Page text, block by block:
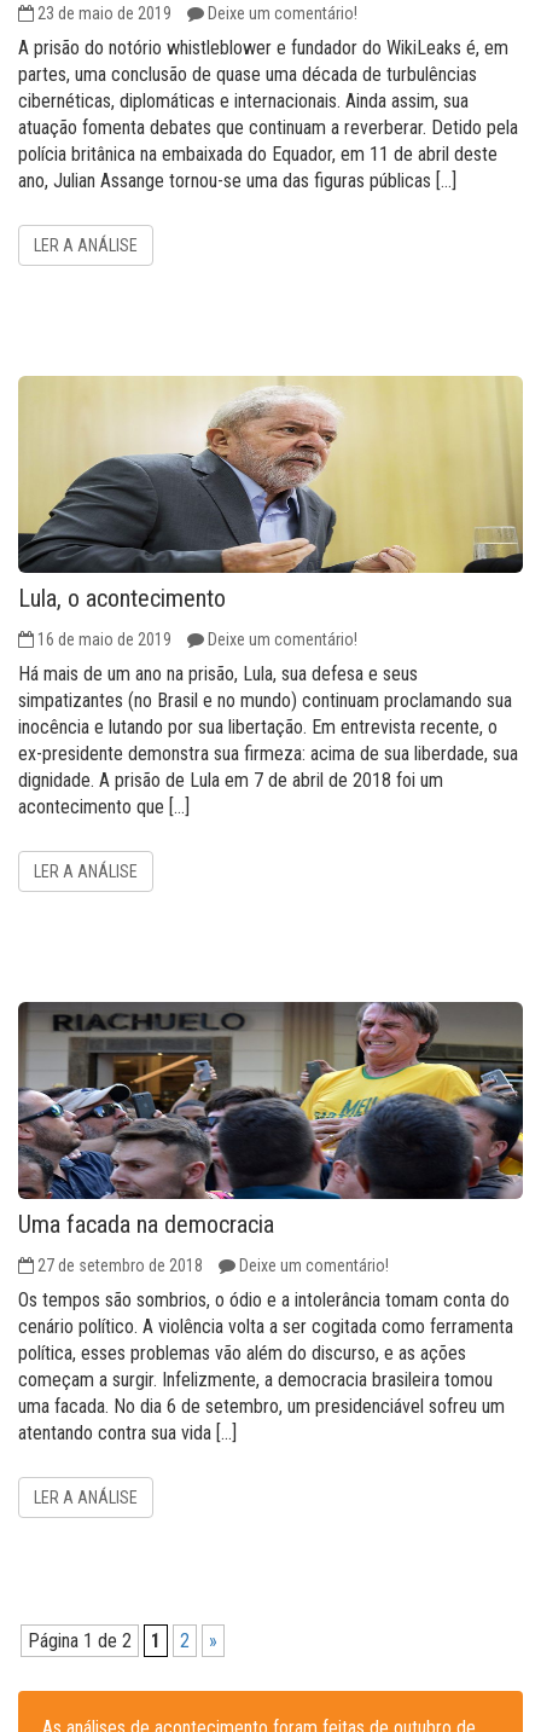
23 de maio de 2019 Deixe um comentário!
A prisão do notório whistleblower e fundador do WikiLeaks é, em
partes, uma conclusão de quase uma década de turbulências
cibernéticas, diplomáticas e internacionais. Ainda assim, sua
atuação fomenta debates que continuam a reverberar. Detido pela
polícia britânica na embaixada do Equador, em 11 de abril deste
ano, Julian Assange tornou-se uma das figuras públicas […]
LER A ANÁLISE
Lula, o acontecimento
16 de maio de 2019 Deixe um comentário!
Há mais de um ano na prisão, Lula, sua defesa e seus
simpatizantes (no Brasil e no mundo) continuam proclamando sua
inocência e lutando por sua libertação. Em entrevista recente, o
ex-presidente demonstra sua firmeza: acima de sua liberdade, sua
dignidade. A prisão de Lula em 7 de abril de 2018 foi um
acontecimento que […]
LER A ANÁLISE
Uma facada na democracia
27 de setembro de 2018 Deixe um comentário!
Os tempos são sombrios, o ódio e a intolerância tomam conta do
cenário político. A violência volta a ser cogitada como ferramenta
política, esses problemas vão além do discurso, e as ações
começam a surgir. Infelizmente, a democracia brasileira tomou
uma facada. No dia 6 de setembro, um presidenciável sofreu um
atentando contra sua vida […]
LER A ANÁLISE
Página 1 de 2 1 2 »